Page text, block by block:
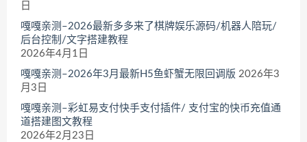
日
嘎嘎亲测–2026最新多多来了棋牌娱乐源码/机器人陪玩/
后台控制/文字搭建教程
2026年4月1日
嘎嘎亲测–2026年3月最新H5鱼虾蟹无限回调版 2026年3
月3日
嘎嘎亲测–彩虹易支付快手支付插件/ 支付宝的快币充值通
道搭建图文教程
2026年2月23日